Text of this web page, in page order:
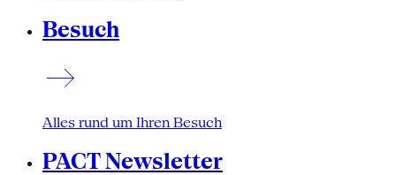
Besuch
Alles rund um Ihren Besuch
PACT Newsletter